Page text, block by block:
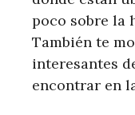
poco sobre la
También te
interesantes
encontrar en